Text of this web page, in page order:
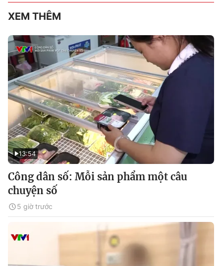
XEM THÊM
13:54
Công dân số: Mỗi sản phẩm một câu
chuyện số
5 giờ trước